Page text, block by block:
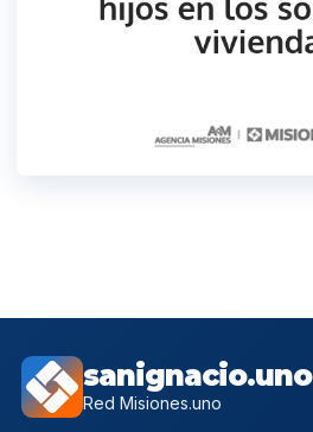
sanignacio.uno
Red Misiones.uno